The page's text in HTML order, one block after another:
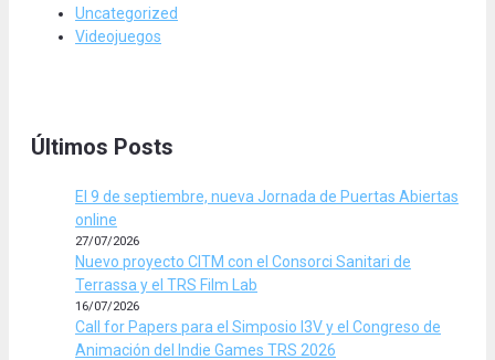
Uncategorized
Videojuegos
Últimos Posts
El 9 de septiembre, nueva Jornada de Puertas Abiertas
online
27/07/2026
Nuevo proyecto CITM con el Consorci Sanitari de
Terrassa y el TRS Film Lab
16/07/2026
Call for Papers para el Simposio I3V y el Congreso de
Animación del Indie Games TRS 2026